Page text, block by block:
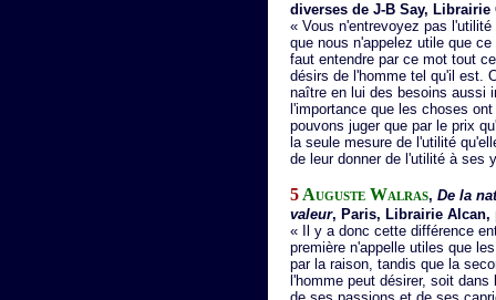
diverses de J-B Say,
« Vous n'entrevoyez pas
que nous n'appelez utile que
faut entendre par ce mot tout
désirs de l'homme tel qu'il est.
naître en lui des besoins aussi
l'importance que les choses
pouvons juger que par le prix
la seule mesure de l'utilité
de leur donner de l'utilité à ses
5 Auguste Walras, De la
valeur, Paris, Librairie Alcan,
« Il y a donc cette différence
première n'appelle utiles que
par la raison, tandis que la
l'homme peut désirer, soit